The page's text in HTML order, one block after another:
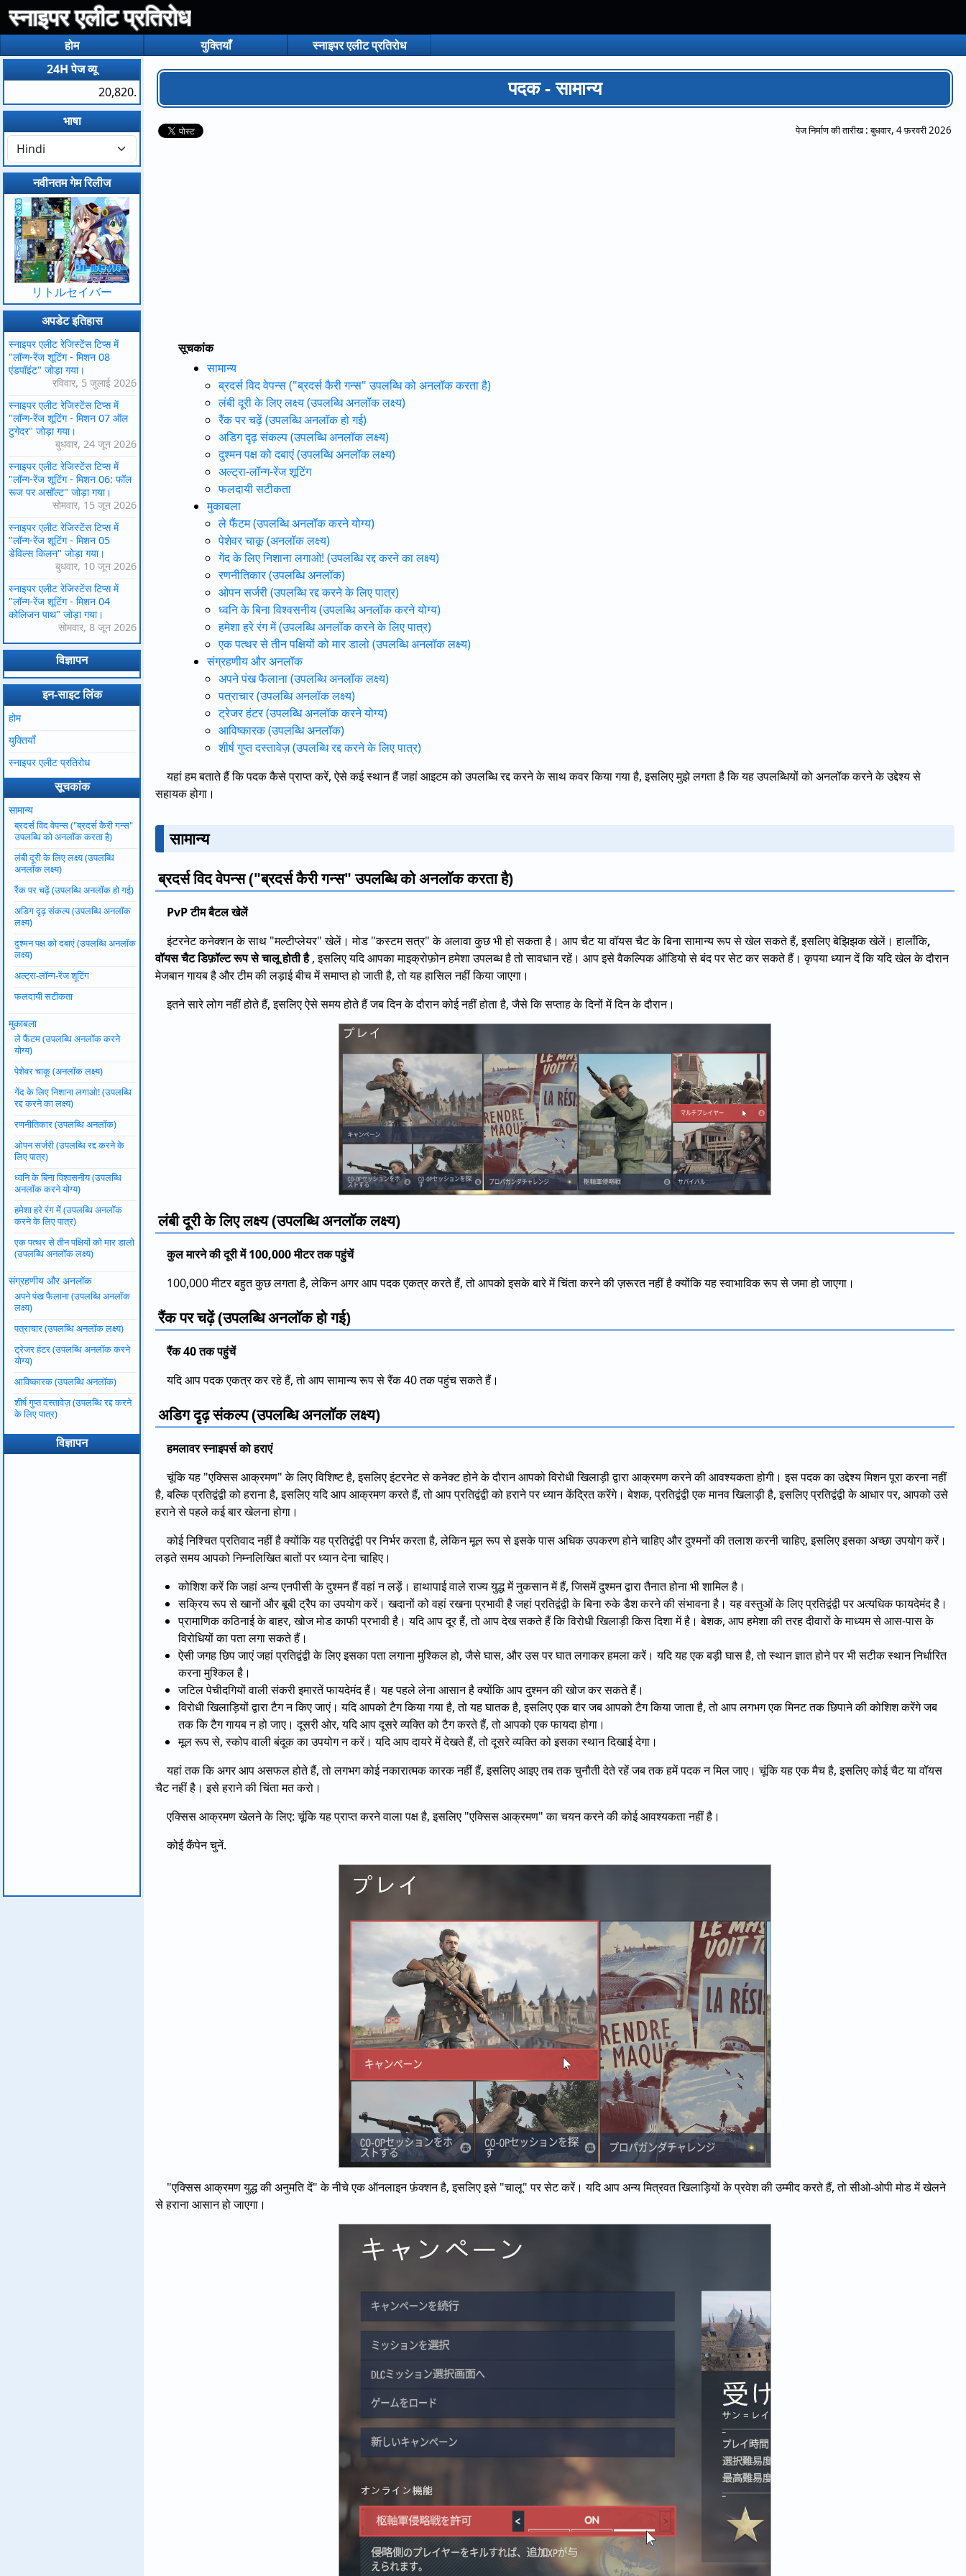
स्नाइपर एलीट प्रतिरोध
होम युक्तियाँ स्नाइपर एलीट प्रतिरोध
पदक - सामान्य
पेज निर्माण की तारीख :बुधवार, 4 फ़रवरी 2026
सूचकांक
सामान्य
ब्रदर्स विद वेपन्स ("ब्रदर्स कैरी गन्स" उपलब्धि को अनलॉक करता है)
लंबी दूरी के लिए लक्ष्य (उपलब्धि अनलॉक लक्ष्य)
रैंक पर चढ़ें (उपलब्धि अनलॉक हो गई)
अडिग दृढ़ संकल्प (उपलब्धि अनलॉक लक्ष्य)
दुश्मन पक्ष को दबाएं (उपलब्धि अनलॉक लक्ष्य)
अल्ट्रा-लॉन्ग-रेंज शूटिंग
फलदायी सटीकता
मुकाबला
ले फैंटम (उपलब्धि अनलॉक करने योग्य)
पेशेवर चाकू (अनलॉक लक्ष्य)
गेंद के लिए निशाना लगाओ! (उपलब्धि रद्द करने का लक्ष्य)
रणनीतिकार (उपलब्धि अनलॉक)
ओपन सर्जरी (उपलब्धि रद्द करने के लिए पात्र)
ध्वनि के बिना विश्वसनीय (उपलब्धि अनलॉक करने योग्य)
हमेशा हरे रंग में (उपलब्धि अनलॉक करने के लिए पात्र)
एक पत्थर से तीन पक्षियों को मार डालो (उपलब्धि अनलॉक लक्ष्य)
संग्रहणीय और अनलॉक
अपने पंख फैलाना (उपलब्धि अनलॉक लक्ष्य)
पत्राचार (उपलब्धि अनलॉक लक्ष्य)
ट्रेजर हंटर (उपलब्धि अनलॉक करने योग्य)
आविष्कारक (उपलब्धि अनलॉक)
शीर्ष गुप्त दस्तावेज़ (उपलब्धि रद्द करने के लिए पात्र)
यहां हम बताते हैं कि पदक कैसे प्राप्त करें, ऐसे कई स्थान हैं जहां आइटम को उपलब्धि रद्द करने के साथ कवर किया गया है, इसलिए मुझे लगता है कि यह उपलब्धियों को अनलॉक करने के उद्देश्य से
सहायक होगा।
सामान्य
ब्रदर्स विद वेपन्स ("ब्रदर्स कैरी गन्स" उपलब्धि को अनलॉक करता है)
PvP टीम बैटल खेलें
इंटरनेट कनेक्शन के साथ "मल्टीप्लेयर" खेलें। मोड "कस्टम सत्र" के अलावा कुछ भी हो सकता है। आप चैट या वॉयस चैट के बिना सामान्य रूप से खेल सकते हैं, इसलिए बेझिझक खेलें। हालाँकि,
वॉयस चैट डिफ़ॉल्ट रूप से चालू होती है, इसलिए यदि आपका माइक्रोफ़ोन हमेशा उपलब्ध है तो सावधान रहें। आप इसे वैकल्पिक ऑडियो से बंद पर सेट कर सकते हैं। कृपया ध्यान दें कि यदि खेल के दौरान
मेजबान गायब है और टीम की लड़ाई बीच में समाप्त हो जाती है, तो यह हासिल नहीं किया जाएगा।
इतने सारे लोग नहीं होते हैं, इसलिए ऐसे समय होते हैं जब दिन के दौरान कोई नहीं होता है, जैसे कि सप्ताह के दिनों में दिन के दौरान।
लंबी दूरी के लिए लक्ष्य (उपलब्धि अनलॉक लक्ष्य)
कुल मारने की दूरी में 100,000 मीटर तक पहुंचें
100,000 मीटर बहुत कुछ लगता है, लेकिन अगर आप पदक एकत्र करते हैं, तो आपको इसके बारे में चिंता करने की ज़रूरत नहीं है क्योंकि यह स्वाभाविक रूप से जमा हो जाएगा।
रैंक पर चढ़ें (उपलब्धि अनलॉक हो गई)
रैंक 40 तक पहुंचें
यदि आप पदक एकत्र कर रहे हैं, तो आप सामान्य रूप से रैंक 40 तक पहुंच सकते हैं।
अडिग दृढ़ संकल्प (उपलब्धि अनलॉक लक्ष्य)
हमलावर स्नाइपर्स को हराएं
चूंकि यह "एक्सिस आक्रमण" के लिए विशिष्ट है, इसलिए इंटरनेट से कनेक्ट होने के दौरान आपको विरोधी खिलाड़ी द्वारा आक्रमण करने की आवश्यकता होगी। इस पदक का उद्देश्य मिशन पूरा करना नहीं
है, बल्कि प्रतिद्वंद्वी को हराना है, इसलिए यदि आप आक्रमण करते हैं, तो आप प्रतिद्वंद्वी को हराने पर ध्यान केंद्रित करेंगे। बेशक, प्रतिद्वंद्वी एक मानव खिलाड़ी है, इसलिए प्रतिद्वंद्वी के आधार पर, आपको उसे
हराने से पहले कई बार खेलना होगा।
कोई निश्चित प्रतिवाद नहीं है क्योंकि यह प्रतिद्वंद्वी पर निर्भर करता है, लेकिन मूल रूप से इसके पास अधिक उपकरण होने चाहिए और दुश्मनों की तलाश करनी चाहिए, इसलिए इसका अच्छा उपयोग करें।
लड़ते समय आपको निम्नलिखित बातों पर ध्यान देना चाहिए।
कोशिश करें कि जहां अन्य एनपीसी के दुश्मन हैं वहां न लड़ें। हाथापाई वाले राज्य युद्ध में नुकसान में हैं, जिसमें दुश्मन द्वारा तैनात होना भी शामिल है।
सक्रिय रूप से खानों और बूबी ट्रैप का उपयोग करें। खदानों को वहां रखना प्रभावी है जहां प्रतिद्वंद्वी के बिना रुके डैश करने की संभावना है। यह वस्तुओं के लिए प्रतिद्वंद्वी पर अत्यधिक फायदेमंद है।
प्रामाणिक कठिनाई के बाहर, खोज मोड काफी प्रभावी है। यदि आप दूर हैं, तो आप देख सकते हैं कि विरोधी खिलाड़ी किस दिशा में है। बेशक, आप हमेशा की तरह दीवारों के माध्यम से आस-पास के
विरोधियों का पता लगा सकते हैं।
ऐसी जगह छिप जाएं जहां प्रतिद्वंद्वी के लिए इसका पता लगाना मुश्किल हो, जैसे घास, और उस पर घात लगाकर हमला करें। यदि यह एक बड़ी घास है, तो स्थान ज्ञात होने पर भी सटीक स्थान निर्धारित
करना मुश्किल है।
जटिल पेचीदगियों वाली संकरी इमारतें फायदेमंद हैं। यह पहले लेना आसान है क्योंकि आप दुश्मन की खोज कर सकते हैं।
विरोधी खिलाड़ियों द्वारा टैग न किए जाएं। यदि आपको टैग किया गया है, तो यह घातक है, इसलिए एक बार जब आपको टैग किया जाता है, तो आप लगभग एक मिनट तक छिपाने की कोशिश करेंगे जब
तक कि टैग गायब न हो जाए। दूसरी ओर, यदि आप दूसरे व्यक्ति को टैग करते हैं, तो आपको एक फायदा होगा।
मूल रूप से, स्कोप वाली बंदूक का उपयोग न करें। यदि आप दायरे में देखते हैं, तो दूसरे व्यक्ति को इसका स्थान दिखाई देगा।
यहां तक कि अगर आप असफल होते हैं, तो लगभग कोई नकारात्मक कारक नहीं हैं, इसलिए आइए तब तक चुनौती देते रहें जब तक हमें पदक न मिल जाए। चूंकि यह एक मैच है, इसलिए कोई चैट या वॉयस
चैट नहीं है। इसे हराने की चिंता मत करो।
एक्सिस आक्रमण खेलने के लिए: चूंकि यह प्राप्त करने वाला पक्ष है, इसलिए "एक्सिस आक्रमण" का चयन करने की कोई आवश्यकता नहीं है।
कोई कैंपेन चुनें.
"एक्सिस आक्रमण युद्ध की अनुमति दें" के नीचे एक ऑनलाइन फ़ंक्शन है, इसलिए इसे "चालू" पर सेट करें। यदि आप अन्य मित्रवत खिलाड़ियों के प्रवेश की उम्मीद करते हैं, तो सीओ-ओपी मोड में खेलने
से हराना आसान हो जाएगा।
24H पेज व्यू
20,820.
भाषा
नवीनतम गेम रिलीज
リトルセイバー
अपडेट इतिहास
स्नाइपर एलीट रेजिस्टेंस टिप्स में
"लॉन्ग-रेंज शूटिंग - मिशन 08
एंडपॉइंट" जोड़ा गया।
रविवार, 5 जुलाई 2026
स्नाइपर एलीट रेजिस्टेंस टिप्स में
"लॉन्ग-रेंज शूटिंग - मिशन 07 ऑल
टुगेदर" जोड़ा गया।
बुधवार, 24 जून 2026
स्नाइपर एलीट रेजिस्टेंस टिप्स में
"लॉन्ग-रेंज शूटिंग - मिशन 06: फॉल
रूज पर असॉल्ट" जोड़ा गया।
सोमवार, 15 जून 2026
स्नाइपर एलीट रेजिस्टेंस टिप्स में
"लॉन्ग-रेंज शूटिंग - मिशन 05
डेविल्स किलन" जोड़ा गया।
बुधवार, 10 जून 2026
स्नाइपर एलीट रेजिस्टेंस टिप्स में
"लॉन्ग-रेंज शूटिंग - मिशन 04
कोलिजन पाथ" जोड़ा गया।
सोमवार, 8 जून 2026
विज्ञापन
इन-साइट लिंक
होम
युक्तियाँ
स्नाइपर एलीट प्रतिरोध
सूचकांक
सामान्य
ब्रदर्स विद वेपन्स ("ब्रदर्स कैरी गन्स"
उपलब्धि को अनलॉक करता है)
लंबी दूरी के लिए लक्ष्य (उपलब्धि
अनलॉक लक्ष्य)
रैंक पर चढ़ें (उपलब्धि अनलॉक हो गई)
अडिग दृढ़ संकल्प (उपलब्धि अनलॉक
लक्ष्य)
दुश्मन पक्ष को दबाएं (उपलब्धि अनलॉक
लक्ष्य)
अल्ट्रा-लॉन्ग-रेंज शूटिंग
फलदायी सटीकता
मुकाबला
ले फैंटम (उपलब्धि अनलॉक करने
योग्य)
पेशेवर चाकू (अनलॉक लक्ष्य)
गेंद के लिए निशाना लगाओ! (उपलब्धि
रद्द करने का लक्ष्य)
रणनीतिकार (उपलब्धि अनलॉक)
ओपन सर्जरी (उपलब्धि रद्द करने के
लिए पात्र)
ध्वनि के बिना विश्वसनीय (उपलब्धि
अनलॉक करने योग्य)
हमेशा हरे रंग में (उपलब्धि अनलॉक
करने के लिए पात्र)
एक पत्थर से तीन पक्षियों को मार डालो
(उपलब्धि अनलॉक लक्ष्य)
संग्रहणीय और अनलॉक
अपने पंख फैलाना (उपलब्धि अनलॉक
लक्ष्य)
पत्राचार (उपलब्धि अनलॉक लक्ष्य)
ट्रेजर हंटर (उपलब्धि अनलॉक करने
योग्य)
आविष्कारक (उपलब्धि अनलॉक)
शीर्ष गुप्त दस्तावेज़ (उपलब्धि रद्द करने
के लिए पात्र)
विज्ञापन